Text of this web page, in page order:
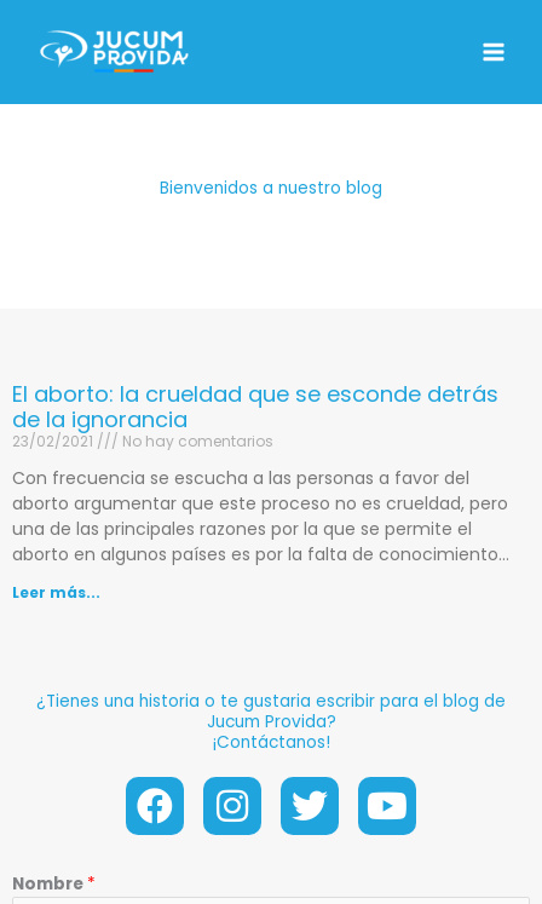
contenido
MENU
Bienvenidos a nuestro blog
El aborto: la crueldad que se esconde detrás
de la ignorancia
23/02/2021 No hay comentarios
Con frecuencia se escucha a las personas a favor del
aborto argumentar que este proceso no es crueldad, pero
una de las principales razones por la que se permite el
aborto en algunos países es por la falta de conocimiento…
Leer más...
¿Tienes una historia o te gustaria escribir para el blog de
Jucum Provida?
¡Contáctanos!
Facebook
Instagram
TwitterYoutube
Nombre *